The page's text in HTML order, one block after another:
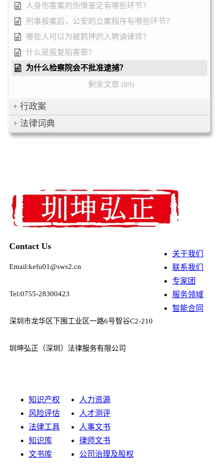
人身伤害案的伤情鉴定有哪些环节？
刑事报案后，公安的立案程序有哪些环节？
哪些人可以为被羁押的人聘请律师？
什么是报复陷害罪？
为什么检察院会不批准逮捕？
剩余文章 (89)
行政案
法律词典
Contact Us
Email:kefu01@sws2.cn
Tel:0755-28300423
深圳市龙华区下围工业区一路6号智谷C2-210
圳坤弘正（深圳）法律服务有限公司
关于我们
联系我们
专家团
服务领域
智能合同
知识产权
风险评估
法律工具
知识库
文书库
人力资源
人才测评
人事文书
律师文书
公司治理及股权